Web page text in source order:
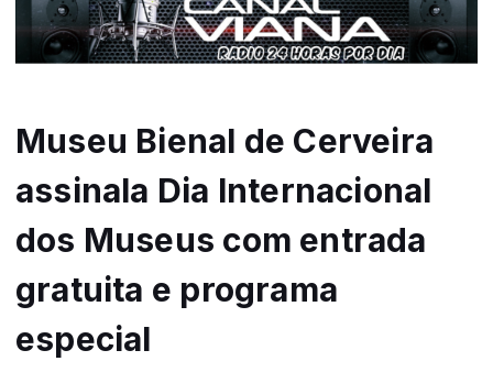
Museu Bienal de Cerveira
assinala Dia Internacional
dos Museus com entrada
gratuita e programa
especial